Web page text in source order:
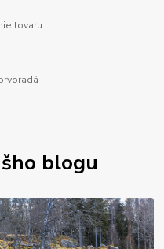
tovaru
blogu